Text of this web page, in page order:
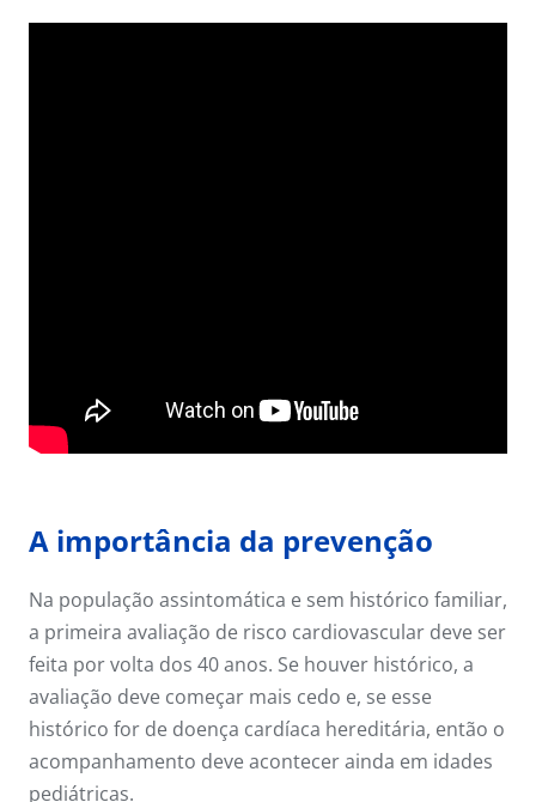
A importância da prevenção
Na população assintomática e sem histórico familiar,
a primeira avaliação de risco cardiovascular deve ser
feita por volta dos 40 anos. Se houver histórico, a
avaliação deve começar mais cedo e, se esse
histórico for de doença cardíaca hereditária, então o
acompanhamento deve acontecer ainda em idades
pediátricas.